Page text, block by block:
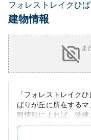
フォレストレイクひ
建物情報
ま
「フォレストレイク
ばりが丘に所在する
観情報によれば、洗
おり、周囲の環境と
近くには公園や商業